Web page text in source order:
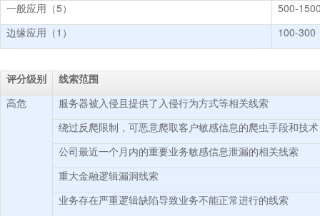
一般应用（5）
500-
边缘应用（1）
100-300
评分级别
线索范围
高危
服务器被入侵且提供了入侵行为方式等相关线索
绕过反爬限制，可恶意爬取客户敏感信息的爬虫手段和技术
公司最近一个月内的重要业务敏感信息泄漏的相关线索
重大金融逻辑漏洞线索
业务存在严重逻辑缺陷导致业务不能正常进行的线索